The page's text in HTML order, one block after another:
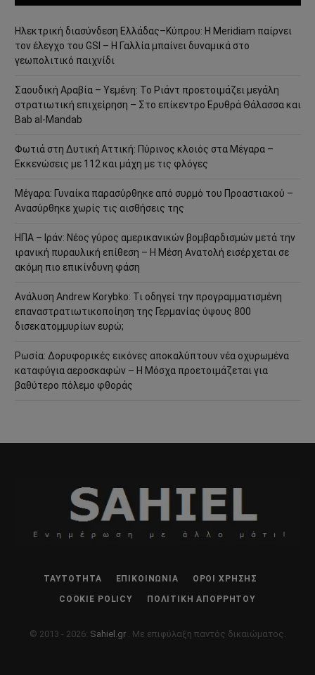
Ηλεκτρική διασύνδεση Ελλάδας–Κύπρου: Η Meridiam παίρνει
τον έλεγχο του GSI – Η Γαλλία μπαίνει δυναμικά στο
γεωπολιτικό παιχνίδι
Σαουδική Αραβία – Υεμένη: Το Ριάντ προετοιμάζει μεγάλη
στρατιωτική επιχείρηση – Στο επίκεντρο Ερυθρά Θάλασσα και
Bab al-Mandab
Φωτιά στη Δυτική Αττική: Πύρινος κλοιός στα Μέγαρα –
Εκκενώσεις με 112 και μάχη με τις φλόγες
Μέγαρα: Γυναίκα παρασύρθηκε από συρμό του Προαστιακού –
Ανασύρθηκε χωρίς τις αισθήσεις της
ΗΠΑ – Ιράν: Νέος γύρος αμερικανικών βομβαρδισμών μετά την
ιρανική πυραυλική επίθεση – Η Μέση Ανατολή εισέρχεται σε
ακόμη πιο επικίνδυνη φάση
Ανάλυση Andrew Korybko: Τι οδηγεί την προγραμματισμένη
επαναστρατιωτικοποίηση της Γερμανίας ύψους 800
δισεκατομμυρίων ευρώ;
Ρωσία: Δορυφορικές εικόνες αποκαλύπτουν νέα οχυρωμένα
καταφύγια αεροσκαφών – Η Μόσχα προετοιμάζεται για
βαθύτερο πόλεμο φθοράς
ΤΑΥΤΌΤΗΤΑ ΕΠΙΚΟΙΝΩΝΊΑ ΌΡΟΙ ΧΡΉΣΗΣ
COOKIE POLICY ΠΟΛΙΤΙΚΉ ΑΠΟΡΡΉΤΟΥ
© 2013 - 2026: Sahiel.gr . Με επιφύλαξη παντός δικαιώματος.